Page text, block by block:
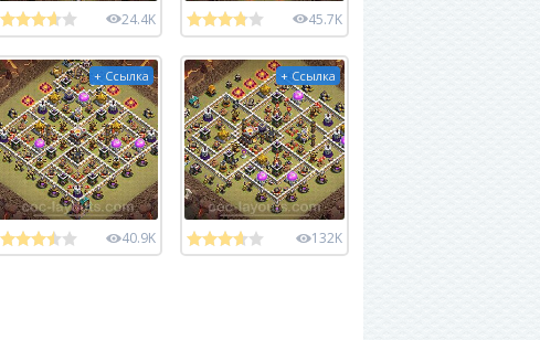
24.4K 45.7K
+ Ссылка
40.9K
+ Ссылка
132K